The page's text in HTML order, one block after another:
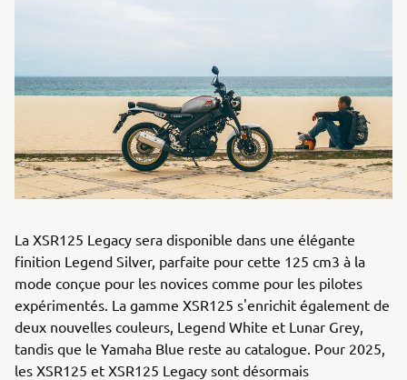
La XSR125 Legacy sera disponible dans une élégante
finition Legend Silver, parfaite pour cette 125 cm3 à la
mode conçue pour les novices comme pour les pilotes
expérimentés. La gamme XSR125 s'enrichit également de
deux nouvelles couleurs, Legend White et Lunar Grey,
tandis que le Yamaha Blue reste au catalogue. Pour 2025,
les XSR125 et XSR125 Legacy sont désormais